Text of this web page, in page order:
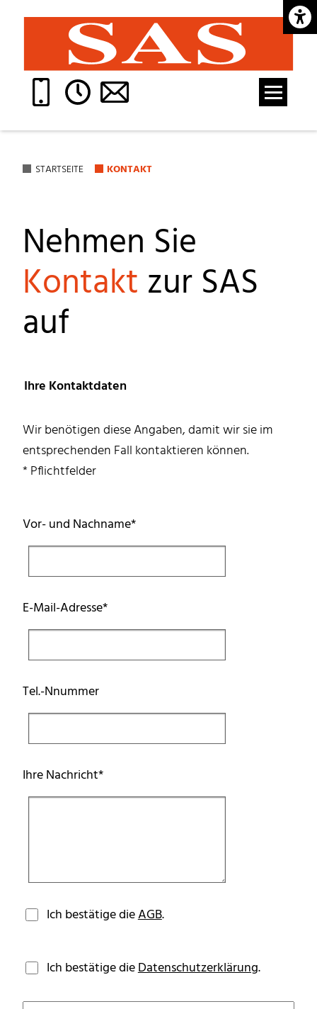
STARTSEITE KONTAKT
Nehmen Sie
Kontakt zur SAS
auf
Ihre Kontaktdaten
Wir benötigen diese Angaben, damit wir sie im
entsprechenden Fall kontaktieren können.
* Pflichtfelder
Pflichtfeld
Vor- und Nachname*
Pflichtfeld
E-Mail-Adresse*
Tel.-Nnummer
Pflichtfeld
Ihre Nachricht*
Ich bestätige dieAGB.
Ich bestätige dieDatenschutzerklärung.